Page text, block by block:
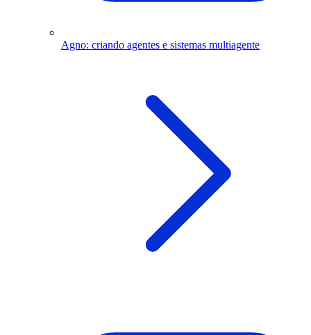
Agno: criando agentes e sistemas multiagente